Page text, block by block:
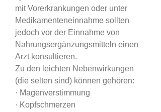
mit Vorerkrankungen oder unter
Medikamenteneinnahme sollten
jedoch vor der Einnahme von
Nahrungsergänzungsmitteln einen
Arzt konsultieren.
Zu den leichten Nebenwirkungen
(die selten sind) können gehören:
· Magenverstimmung
· Kopfschmerzen